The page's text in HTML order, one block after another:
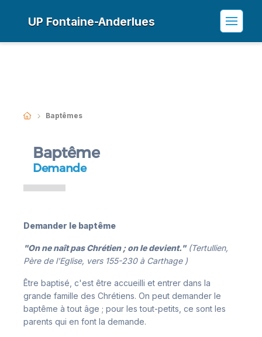
UP Fontaine-Anderlues
Baptêmes
Baptême
Demande
Demander le baptême
"On ne naît pas Chrétien ; on le devient."(Tertullien,
Père de l'Eglise, vers 155-230 à Carthage )
Être baptisé, c'est être accueilli et entrer dans la
grande famille des Chrétiens. On peut demander le
baptême à tout âge ; pour les tout-petits, ce sont les
parents qui en font la demande.